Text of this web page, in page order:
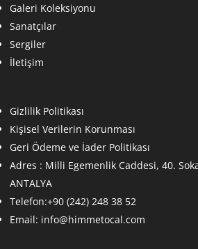
Galeri Koleksiyonu
Sanatçılar
Sergiler
İletişim
Gizlilik Politikası
Kişisel Verilerin Korunması
Geri Ödeme ve İader Politikası
Adres : Milli Egemenlik Caddesi, 40.
ANTALYA
Telefon:+90 (242) 248 38 52
Email: info@himmetocal.com